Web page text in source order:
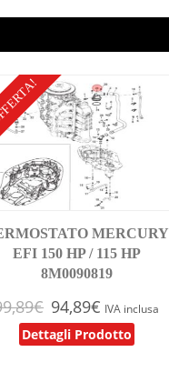
MERCURY
EFI 150 HP / 115 HP
8M0090819
€ 94,89€ IVA inclusa
Dettagli Prodotto